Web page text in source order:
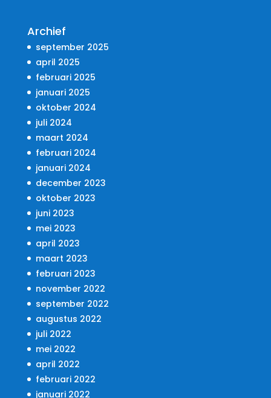
Archief
september 2025
april 2025
februari 2025
januari 2025
oktober 2024
juli 2024
maart 2024
februari 2024
januari 2024
december 2023
oktober 2023
juni 2023
mei 2023
april 2023
maart 2023
februari 2023
november 2022
september 2022
augustus 2022
juli 2022
mei 2022
april 2022
februari 2022
januari 2022